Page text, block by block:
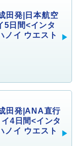
田発|日本航空
5日間<インタ
ノイ ウエスト
田発|ANA直行
4日間<インタ
ノイ ウエスト